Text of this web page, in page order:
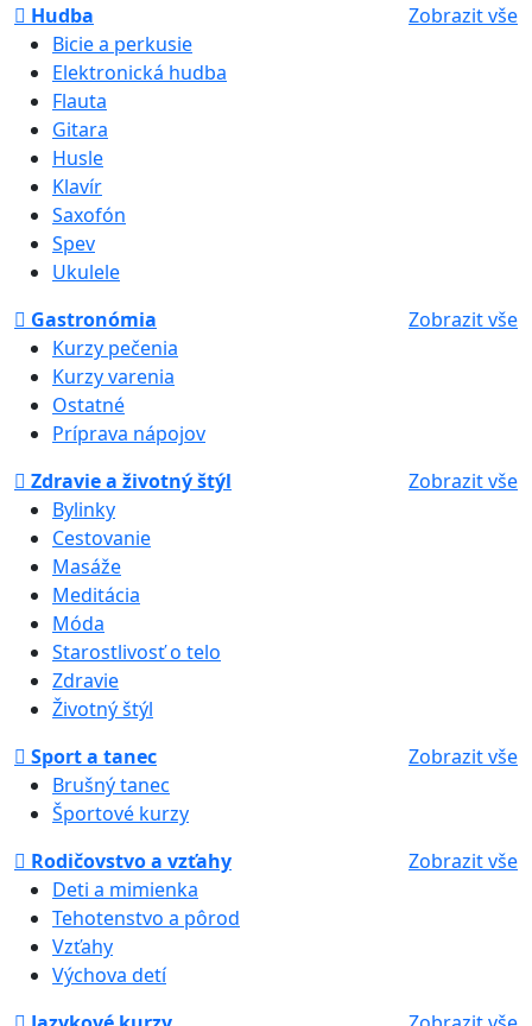
Hudba
Zobrazit vše
Bicie a perkusie
Elektronická hudba
Flauta
Gitara
Husle
Klavír
Saxofón
Spev
Ukulele
Gastronómia
Zobrazit vše
Kurzy pečenia
Kurzy varenia
Ostatné
Príprava nápojov
Zdravie a životný štýl
Zobrazit vše
Bylinky
Cestovanie
Masáže
Meditácia
Móda
Starostlivosť o telo
Zdravie
Životný štýl
Sport a tanec
Zobrazit vše
Brušný tanec
Športové kurzy
Rodičovstvo a vzťahy
Zobrazit vše
Deti a mimienka
Tehotenstvo a pôrod
Vzťahy
Výchova detí